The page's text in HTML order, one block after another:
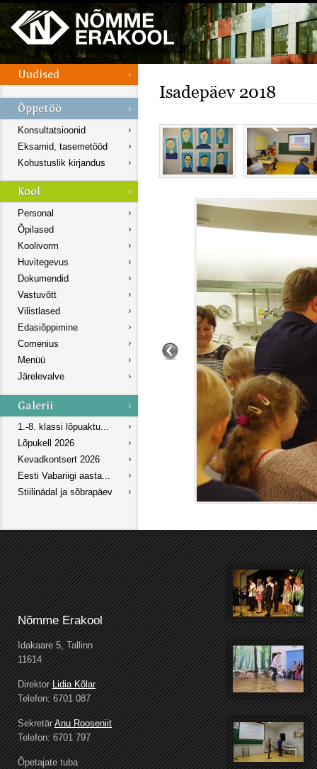
Konsultatsioonid
Eksamid, tasemetööd
Kohustuslik kirjandus
Personal
Õpilased
Koolivorm
Huvitegevus
Dokumendid
Vastuvõtt
Vilistlased
Edasiõppimine
Comenius
Menüü
Järelevalve
1.-8. klassi lõpuaktu...
Lõpukell 2026
Kevadkontsert 2026
Eesti Vabariigi aasta...
Stiilinädal ja sõbrapäev
Isadepäev 2018
Nõmme Erakool
Idakaare 5, Tallinn
11614
DirektorLidia Kõlar
Telefon: 6701 087
SekretärAnu Rooseniit
Telefon: 6701 797
Õpetajate tuba